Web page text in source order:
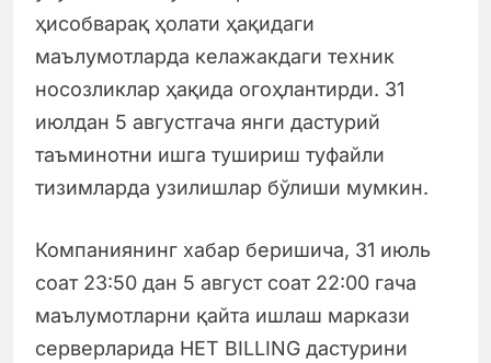
ҳисобварақ ҳолати ҳақидаги
маълумотларда келажакдаги техник
носозликлар ҳақида огоҳлантирди. 31
июлдан 5 августгача янги дастурий
таъминотни ишга тушириш туфайли
тизимларда узилишлар бўлиши мумкин.
Компаниянинг хабар беришича, 31 июль
соат 23:50 дан 5 август соат 22:00 гача
маълумотларни қайта ишлаш маркази
серверларида HET BILLING дастурини